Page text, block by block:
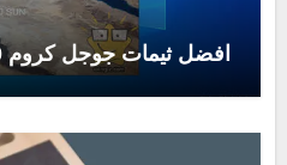
افضل ثيمات جوجل كروم 2020